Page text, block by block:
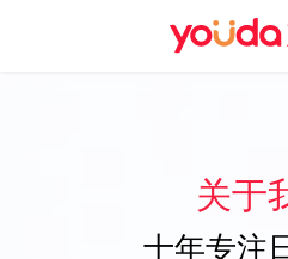
关于
十年专注